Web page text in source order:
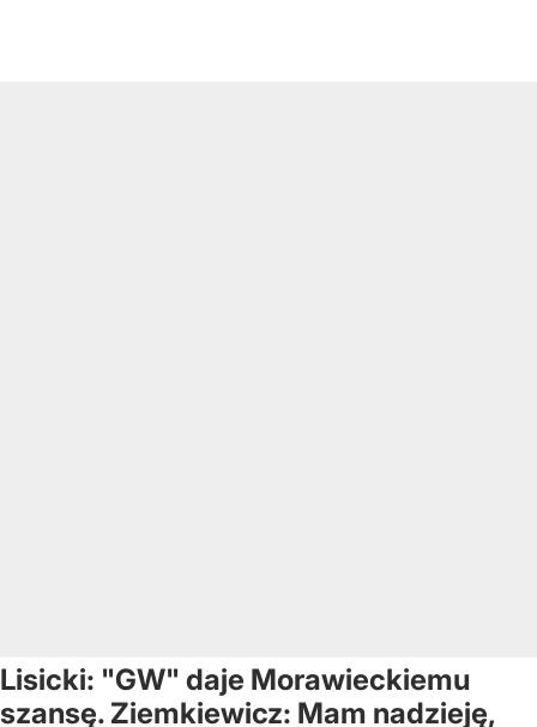
Lisicki: "GW" daje Morawieckiemu
szansę. Ziemkiewicz: Mam nadzieję,